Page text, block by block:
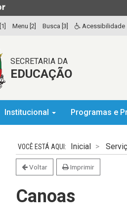
Menu [2] Busca [3] Acessibilidade
SECRETARIA DA
EDUCAÇÃO
Institucional Programas e
Inicial
Voltar Imprimir
Canoas